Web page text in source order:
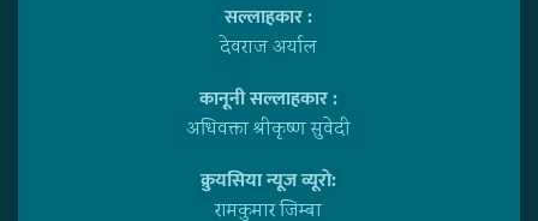
सल्लाहकार :
देवराज अर्याल
कानूनी सल्लाहकार :
अधिवक्ता श्रीकृष्ण सुवेदी
क्रुयसिया न्यूज व्यूराे:
रामकुमार जिम्बा